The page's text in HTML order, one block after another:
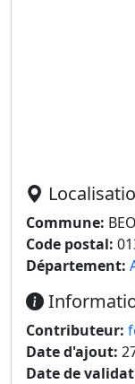
Commune:
Code postal:
Département:
Contributeur:
Date d'ajout:
Date de